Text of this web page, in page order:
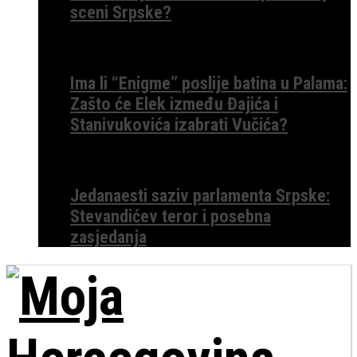
sceni Srpske?
Ima li “Enigme” poslije batina u Palama:
Zašto će Elek između Đajića i
Stanivukovića izabrati Vučića?
Jedanaesti saziv parlamenta Srpske:
Stevandićev teror i posebna
zasjedanja